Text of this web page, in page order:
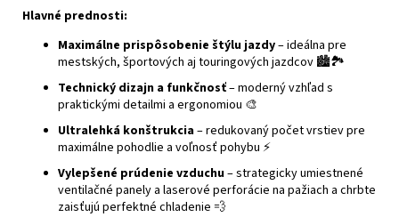
Hlavné prednosti:
Maximálne prispôsobenie štýlu jazdy– ideálna pre
mestských, športových aj touringových jazdcov 🏙️🏞️
Technický dizajn a funkčnosť– moderný vzhľad s
praktickými detailmi a ergonomiou 🎨
Ultralehká konštrukcia– redukovaný počet vrstiev pre
maximálne pohodlie a voľnosť pohybu ⚡
Vylepšené prúdenie vzduchu– strategicky umiestnené
ventilačné panely a laserové perforácie na pažiach a chrbte
zaisťujú perfektné chladenie 💨